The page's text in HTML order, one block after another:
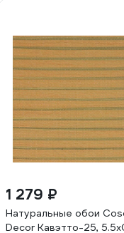
1 279 ₽
Натуральные обои
Decor Кавэтто-25,